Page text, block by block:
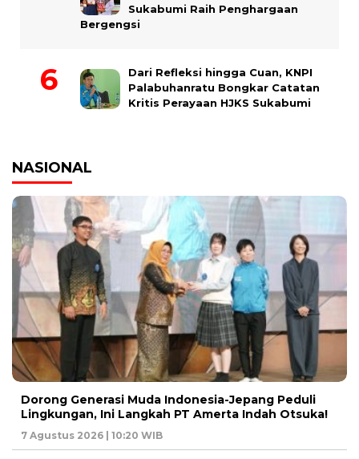
Sukabumi Raih Penghargaan
Bergengsi
Dari Refleksi hingga Cuan, KNPI
Palabuhanratu Bongkar Catatan
Kritis Perayaan HJKS Sukabumi
NASIONAL
Dorong Generasi Muda Indonesia-Jepang Peduli
Lingkungan, Ini Langkah PT Amerta Indah Otsuka!
7 Agustus 2026 | 10:20 WIB